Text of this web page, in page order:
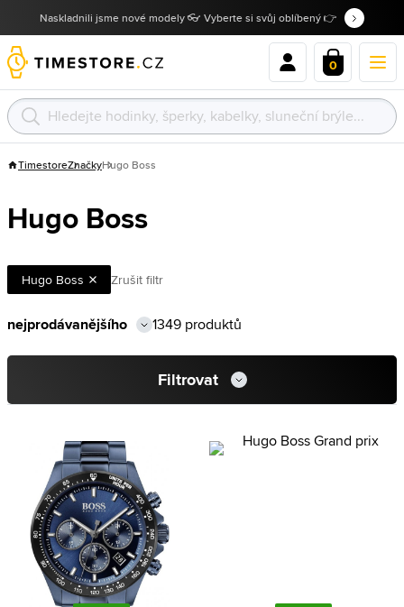
Naskladnili jsme nové modely 👓 Vyberte si svůj oblíbený 👉
0
TimestoreZnačkyHugo Boss
Hugo Boss
Hugo Boss Zrušit filtr
1349 produktů
Filtrovat